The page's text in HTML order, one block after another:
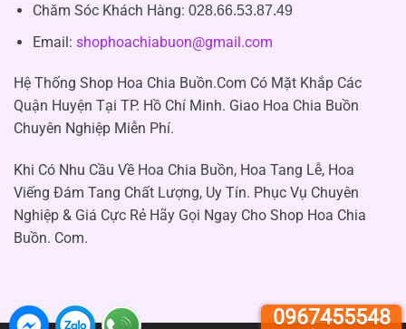
Chăm Sóc Khách Hàng: 028.66.53.87.49
Email: shophoachiabuon@gmail.com
Hệ Thống Shop Hoa Chia Buồn.Com Có Mặt Khắp Các
Quận Huyện Tại TP. Hồ Chí Minh. Giao Hoa Chia Buồn
Chuyên Nghiệp Miễn Phí.
Khi Có Nhu Cầu Về Hoa Chia Buồn, Hoa Tang Lễ, Hoa
Viếng Đám Tang Chất Lượng, Uy Tín. Phục Vụ Chuyên
Nghiệp & Giá Cực Rẻ Hãy Gọi Ngay Cho Shop Hoa Chia
Buồn. Com.
0967455548